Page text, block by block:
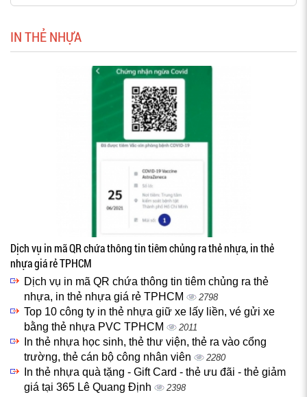
IN THẺ NHỰA
Dịch vụ in mã QR chứa thông tin tiêm chủng ra thẻ nhựa, in thẻ
nhựa giá rẻ TPHCM
Dịch vụ in mã QR chứa thông tin tiêm chủng ra thẻ
nhựa, in thẻ nhựa giá rẻ TPHCM
2798
Top 10 công ty in thẻ nhựa giữ xe lấy liền, vé gửi xe
bằng thẻ nhựa PVC TPHCM
2011
In thẻ nhựa học sinh, thẻ thư viện, thẻ ra vào cổng
trường, thẻ cán bộ công nhân viên
2280
In thẻ nhựa quà tặng - Gift Card - thẻ ưu đãi - thẻ giảm
giá tại 365 Lê Quang Định
2398